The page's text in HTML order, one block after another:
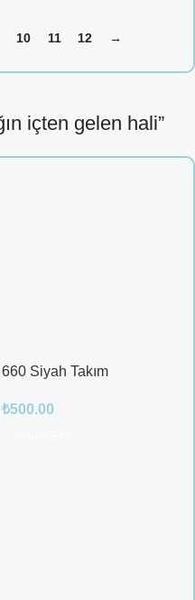
10 11 12 →
içten gelen hali”
660 Siyah Takım
₺500.00